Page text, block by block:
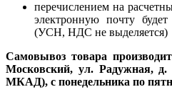
перечислением на
электронную почту
(УСН, НДС не выделяется)
Самовывоз товара
Московский, ул. Радужная,
МКАД), с понедельника по